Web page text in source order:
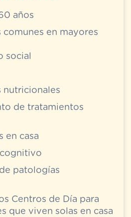
años
comunes en mayores
social
nutricionales
de tratamientos
en casa
patologías
Centros de Día para
que viven solas en casa